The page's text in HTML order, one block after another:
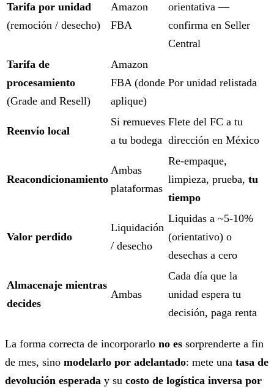
Tarifa por unidad
(remoción / desecho)
Amazon
FBA
orientativa —
confirma en Seller
Central
Tarifa de
procesamiento
(Grade and Resell)
Amazon
FBA (donde
aplique)
Por unidad relistada
Reenvío local
Si remueves
a tu bodega
Flete del FC a tu
dirección en México
Reacondicionamiento
Ambas
plataformas
Re-empaque,
limpieza, prueba, tu
tiempo
Valor perdido
Liquidación
/ desecho
Liquidas a ~5-10%
(orientativo) o
desechas a cero
Almacenaje mientras
decides
Ambas
Cada día que la
unidad espera tu
decisión, paga renta
La forma correcta de incorporarlo no es sorprenderte a fin
de mes, sino modelarlo por adelantado: mete una tasa de
devolución esperada y su costo de logística inversa por